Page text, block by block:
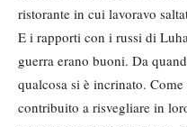
ristorante in cui lavoravo
E i rapporti con i russi di
guerra erano buoni. Da
qualcosa si è incrinato.
contribuito a risvegliare in